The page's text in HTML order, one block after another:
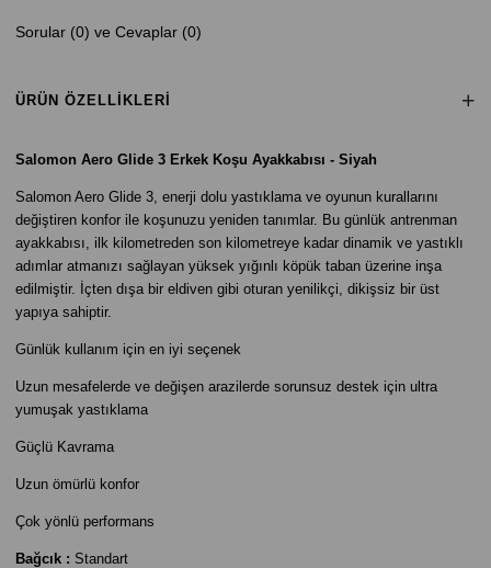
Sorular (0) ve Cevaplar (0)
ÜRÜN ÖZELLIKLERI
Salomon Aero Glide 3 Erkek Koşu Ayakkabısı - Siyah
Salomon Aero Glide 3, enerji dolu yastıklama ve oyunun kurallarını
değiştiren konfor ile koşunuzu yeniden tanımlar. Bu günlük antrenman
ayakkabısı, ilk kilometreden son kilometreye kadar dinamik ve yastıklı
adımlar atmanızı sağlayan yüksek yığınlı köpük taban üzerine inşa
edilmiştir. İçten dışa bir eldiven gibi oturan yenilikçi, dikişsiz bir üst
yapıya sahiptir.
Günlük kullanım için en iyi seçenek
Uzun mesafelerde ve değişen arazilerde sorunsuz destek için ultra
yumuşak yastıklama
Güçlü Kavrama
Uzun ömürlü konfor
Çok yönlü performans
Bağcık : Standart